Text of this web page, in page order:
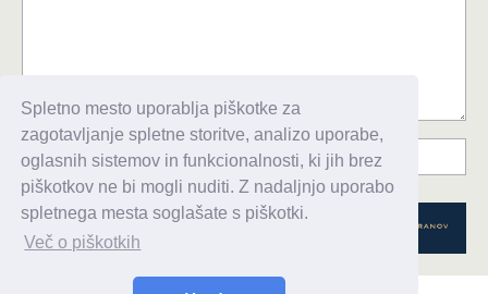
Spletno mesto uporablja piškotke za
zagotavljanje spletne storitve, analizo uporabe,
oglasnih sistemov in funkcionalnosti, ki jih brez
piškotkov ne bi mogli nuditi. Z nadaljnjo uporabo
spletnega mesta soglašate s piškotki.
Več o piškotkih